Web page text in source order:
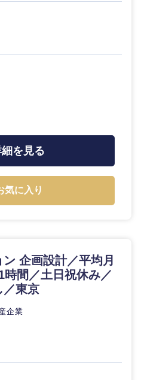
を見る
気に入り
企画設計／平均月
時間／土日祝休み／
／東京
企業